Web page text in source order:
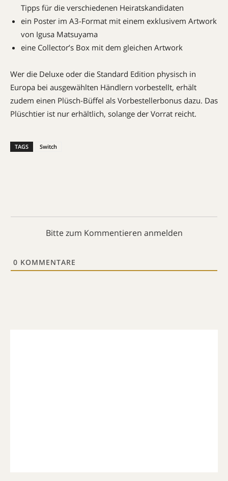
Tipps für die verschiedenen Heiratskandidaten
ein Poster im A3-Format mit einem exklusivem Artwork
von Igusa Matsuyama
eine Collector’s Box mit dem gleichen Artwork
Wer die Deluxe oder die Standard Edition physisch in
Europa bei ausgewählten Händlern vorbestellt, erhält
zudem einen Plüsch-Büffel als Vorbestellerbonus dazu. Das
Plüschtier ist nur erhältlich, solange der Vorrat reicht.
TAGS Switch
Bitte zum Kommentieren anmelden
0 KOMMENTARE